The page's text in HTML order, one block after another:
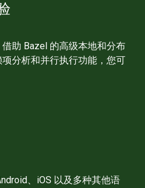
助 Bazel 的高级本地和分布
分析和并行执行功能，您可
、iOS 以及多种其他语